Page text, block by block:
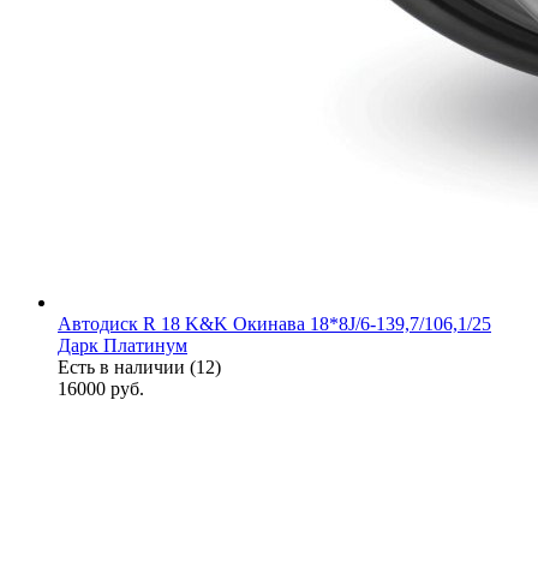
Автодиск R 18 K&K Окинава 18*8J/6-139,7/106,1/25
Дарк Платинум
Есть в наличии (12)
16000 руб.